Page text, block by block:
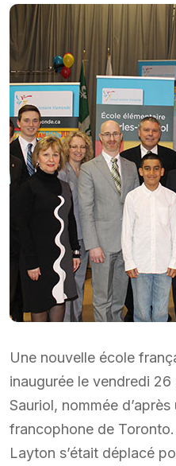
Une nouvelle école
inaugurée le vendredi 26
Sauriol, nommée
francophone de
Layton s’était déplacé